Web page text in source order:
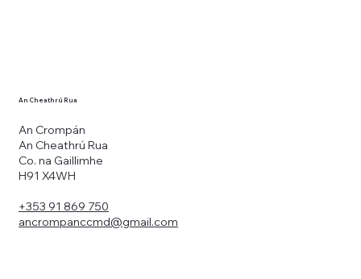
An Crompán
An Cheathrú Rua
Co. na Gaillimhe
H91 X4WH
+353 91 869 750
ancrompanccmd@gmail.com
An Cheathrú Rua